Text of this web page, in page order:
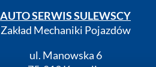
AUTO SERWIS SULEWSCY
Zakład Mechaniki Pojazdów
ul. Manowska 6